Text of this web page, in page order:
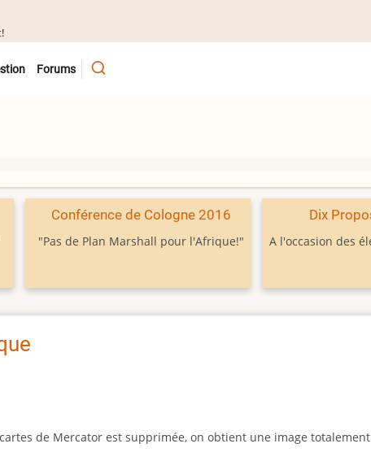
Forums
Conférence de Cologne 2016
"Pas de Plan Marshall pour l'Afrique!"
Dix
A l'occasion des
de Mercator est supprimée, on obtient une image